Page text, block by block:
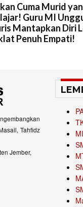
Cuma Murid
Guru MI
Mantapkan Diri
Penuh Empati!
Tahfidz
Jember,